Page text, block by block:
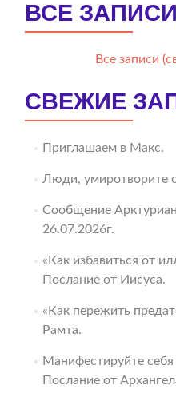
ВСЕ ЗАПИСИ
Все записи
СВЕЖИЕ
Приглашаем в Макс.
Люди, умиротворите
Сообщение
26.07.2026г.
«Как избавиться от
Послание от Иисуса.
«Как пережить
Рамта.
Манифестируйте
Послание от